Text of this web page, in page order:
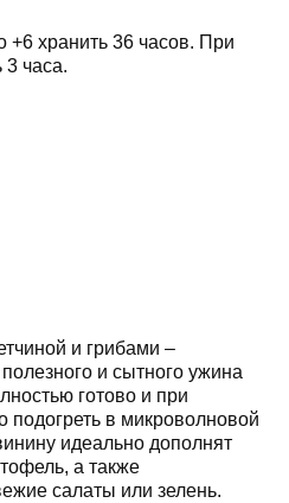
+6 хранить 36 часов. При
3 часа.
и грибами –
и сытного ужина
готово и при
подогреть в микроволновой
идеально дополнят
а также
салаты или зелень.